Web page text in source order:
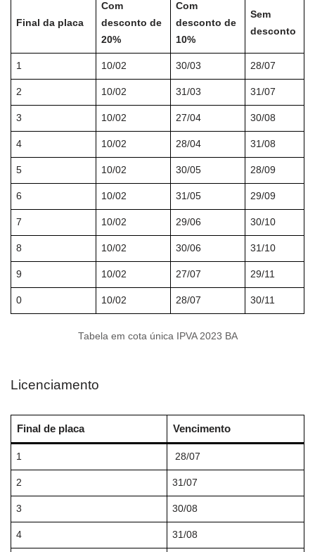
Final da placa
Com
desconto de
20%
Com
desconto de
10%
Sem
desconto
1 10/02 30/03 28/07
2 10/02 31/03 31/07
3 10/02 27/04 30/08
4 10/02 28/04 31/08
5 10/02 30/05 28/09
6 10/02 31/05 29/09
7 10/02 29/06 30/10
8 10/02 30/06 31/10
9 10/02 27/07 29/11
0 10/02 28/07 30/11
Tabela em cota única IPVA 2023 BA
Licenciamento
Final de placa Vencimento
1 28/07
2 31/07
3 30/08
4 31/08